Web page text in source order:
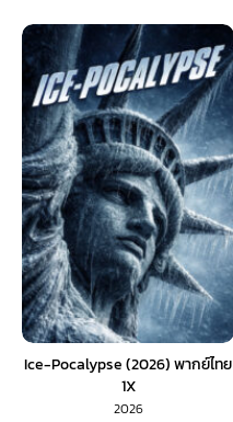
Ice-Pocalypse (2026) พากย์ไทย
1X
2026